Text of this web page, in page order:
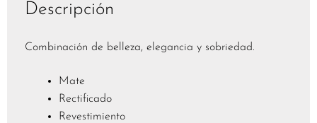
Descripción
Combinación de belleza, elegancia y sobriedad.
Mate
Rectificado
Revestimiento